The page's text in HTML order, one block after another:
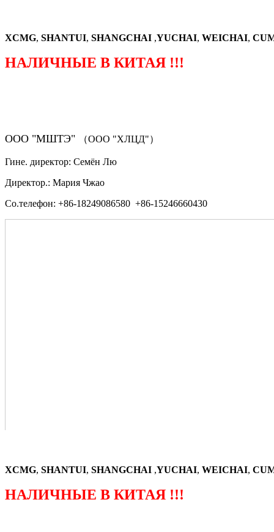
XCMG, SHANTUI, SHANGCHAI ,YUCHAI, WEICHAI,
НАЛИЧНЫЕ В КИТАЯ !!!
ООО "МШТЭ" （ООО "ХЛЦД"）
Гине. директор: Семён Лю
Директор.: Мария Чжао
Со.телефон: +86-18249086580 +86-15246660430
XCMG, SHANTUI, SHANGCHAI ,YUCHAI, WEICHAI,
НАЛИЧНЫЕ В КИТАЯ !!!